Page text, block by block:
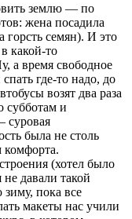
землю — по
жена посадила
горсть семян). И это
какой-то
а время свободное
где-то надо, до
возят два раза
субботам и
суровая
была не столь
(хотел было
давали такой
пока все
макеты нас учили